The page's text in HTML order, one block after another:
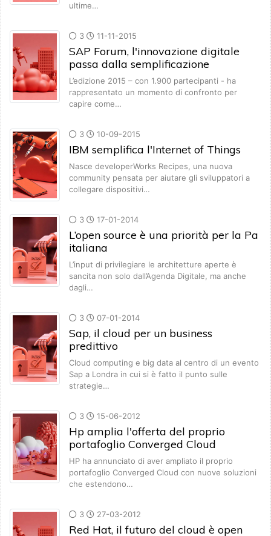
ultime…
3 11-11-2015
SAP Forum, l'innovazione digitale
passa dalla semplificazione
L’edizione 2015 – con 1.900 partecipanti - ha
rappresentato un momento di confronto per
capire come…
3 10-09-2015
IBM semplifica l'Internet of Things
Nasce developerWorks Recipes, una nuova
community pensata per aiutare gli sviluppatori a
collegare dispositivi…
3 17-01-2014
L’open source è una priorità per la Pa
italiana
L’input di privilegiare le architetture aperte è
sancita non solo dall’Agenda Digitale, ma anche
dagli…
3 07-01-2014
Sap, il cloud per un business
predittivo
Cloud computing e big data al centro di un evento
Sap a Londra in cui si è fatto il punto sulle
strategie…
3 15-06-2012
Hp amplia l'offerta del proprio
portafoglio Converged Cloud
HP ha annunciato di aver ampliato il proprio
portafoglio Converged Cloud con nuove soluzioni
che estendono…
3 27-03-2012
Red Hat, il futuro del cloud è open